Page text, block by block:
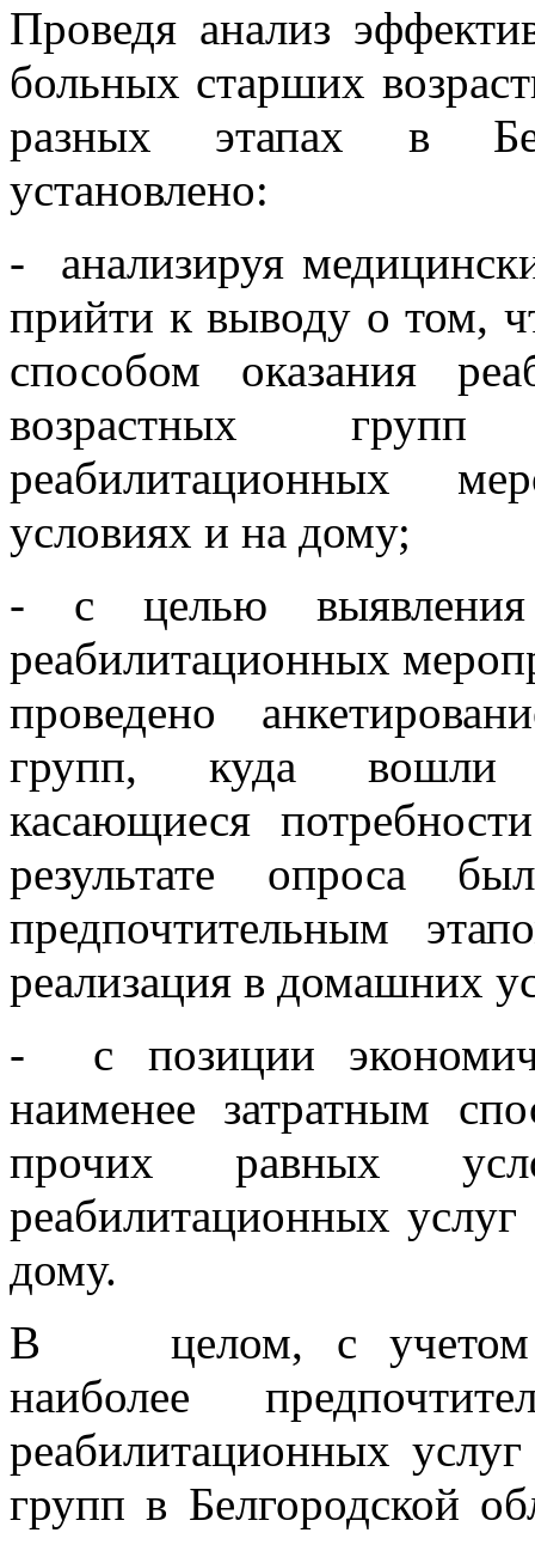
Проведя анализ
больных старших
разных этапах в
установлено:
- анализируя
прийти к выводу о том,
способом оказания
возрастных групп
реабилитационных
условиях и на дому;
- с целью выявления
реабилитационных
проведено
групп, куда вошли
касающиеся
результате опроса
предпочтительным
реализация в домашних
- с позиции
наименее затратным
прочих равных
реабилитационных
дому.
В целом, с учетом
наиболее
реабилитационных
групп в Белгородской